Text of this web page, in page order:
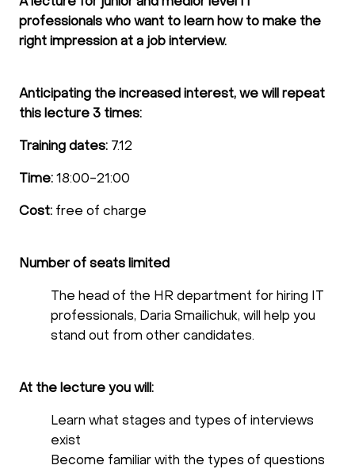
professionals who want to learn how to make the
right impression at a job interview.
Anticipating the increased interest, we will repeat
this lecture 3 times:
Training dates: 7.12
Time: 18:00-21:00
Cost: free of charge
Number of seats limited
The head of the HR department for hiring IT
professionals, Daria Smailichuk, will help you
stand out from other candidates.
At the lecture you will:
Learn what stages and types of interviews
exist
Become familiar with the types of questions